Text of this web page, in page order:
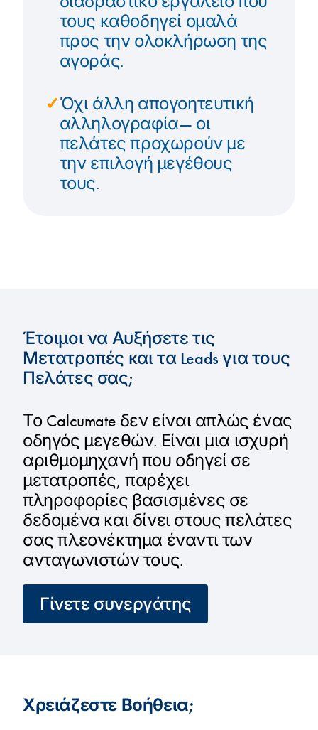
τους καθοδηγεί ομαλά
προς την ολοκλήρωση της
αγοράς.
✓Όχι άλλη απογοητευτική
αλληλογραφία— οι
πελάτες προχωρούν με
την επιλογή μεγέθους
τους.
Έτοιμοι να Αυξήσετε τις
Μετατροπές και τα Leads για τους
Πελάτες σας;
Το Calcumate δεν είναι απλώς ένας
οδηγός μεγεθών. Είναι μια ισχυρή
αριθμομηχανή που οδηγεί σε
μετατροπές, παρέχει
πληροφορίες βασισμένες σε
δεδομένα και δίνει στους πελάτες
σας πλεονέκτημα έναντι των
ανταγωνιστών τους.
Γίνετε συνεργάτης
Χρειάζεστε Βοήθεια;